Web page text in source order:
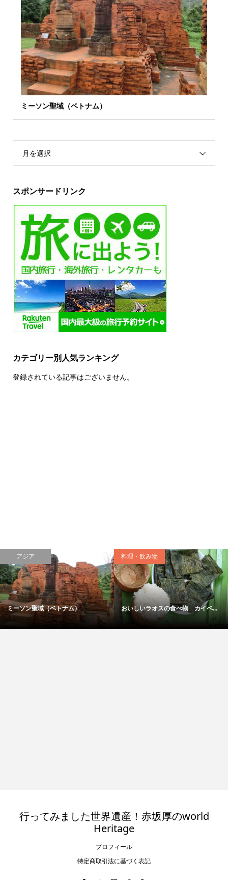
ミーソン聖域（ベトナム）
月を選択
スポンサードリンク
カテゴリー別人気ランキング
登録されている記事はございません。
アジア
ミーソン聖域（ベトナム）
料理・飲み物
おいしいラオスの食べ物 カイペ...
行ってみました世界遺産！赤坂厚のworld
Heritage
プロフィール
特定商取引法に基づく表記